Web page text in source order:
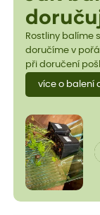
Rostliny balíme
doručíme v
při doručení
více o balení